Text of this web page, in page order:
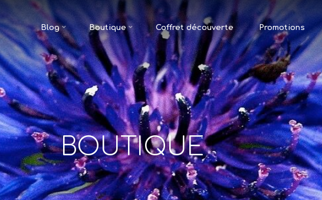
Blog Boutique Coffret découverte Promotions
BOUTIQUE